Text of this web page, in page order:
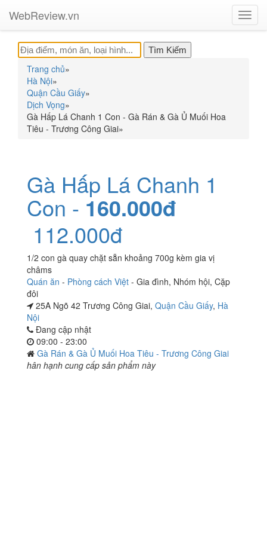
WebReview.vn
Trang chủ»
Hà Nội»
Quận Cầu Giấy»
Dịch Vọng»
Gà Hấp Lá Chanh 1 Con - Gà Rán & Gà Ủ Muối Hoa
Tiêu - Trương Công Giai»
Gà Hấp Lá Chanh 1
Con - 160.000đ
112.000đ
1/2 con gà quay chặt sẵn khoảng 700g kèm gia vị
châms
Quán ăn - Phòng cách Việt - Gia đình, Nhóm hội, Cặp
đôi
25A Ngõ 42 Trương Công Giai, Quận Cầu Giấy, Hà
Nội
Đang cập nhật
09:00 - 23:00
Gà Rán & Gà Ủ Muối Hoa Tiêu - Trương Công Giai
hân hạnh cung cấp sản phẩm này